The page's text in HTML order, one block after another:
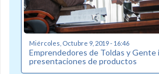
Miércoles, Octubre 9, 2019 - 16:46
Emprendedores de Toldas y Gente
presentaciones de productos